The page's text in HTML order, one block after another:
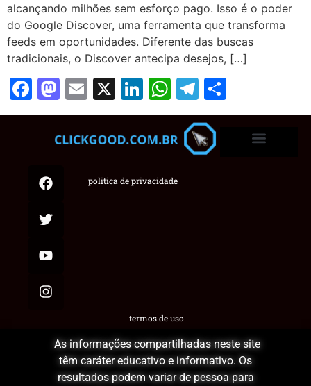
alcançando milhões sem esforço pago. Isso é o poder
do Google Discover, uma ferramenta que transforma
feeds em oportunidades. Diferente das buscas
tradicionais, o Discover antecipa desejos, […]
Facebook
Mastodon
Email
X LinkedIn
WhatsApp
Telegram
termos de uso
politica de privacidade
As informações compartilhadas neste site
têm caráter educativo e informativo. Os
resultados podem variar de pessoa para